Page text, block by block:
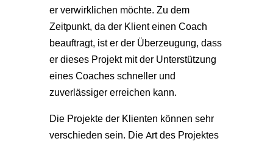
er verwirklichen möchte. Zu dem
Zeitpunkt, da der Klient einen Coach
beauftragt, ist er der Überzeugung, dass
er dieses Projekt mit der Unterstützung
eines Coaches schneller und
zuverlässiger erreichen kann.
Die Projekte der Klienten können sehr
verschieden sein. Die Art des Projektes